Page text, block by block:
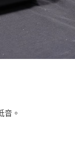
音。